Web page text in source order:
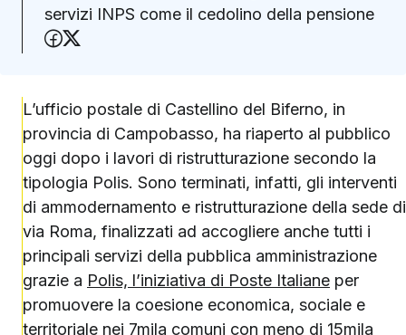
servizi INPS come il cedolino della pensione
Condividi su Facebook
L’ufficio postale di Castellino del Biferno, in
provincia di Campobasso, ha riaperto al pubblico
oggi dopo i lavori di ristrutturazione secondo la
tipologia Polis. Sono terminati, infatti, gli interventi
di ammodernamento e ristrutturazione della sede di
via Roma, finalizzati ad accogliere anche tutti i
principali servizi della pubblica amministrazione
grazie a Polis, l’iniziativa di Poste Italiane per
promuovere la coesione economica, sociale e
territoriale nei 7mila comuni con meno di 15mila